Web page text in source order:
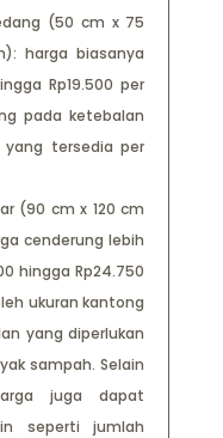
(50 cm x 75
harga biasanya
Rp19.500 per
pada ketebalan
tersedia per
(90 cm x 120 cm
cenderung lebih
hingga Rp24.750
ukuran kantong
yang diperlukan
sampah. Selain
juga dapat
seperti jumlah